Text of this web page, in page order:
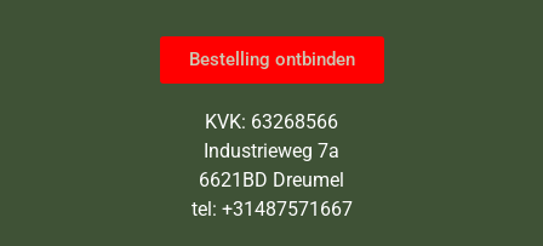
Bestelling ontbinden
KVK: 63268566
Industrieweg 7a
6621BD Dreumel
tel: +31487571667